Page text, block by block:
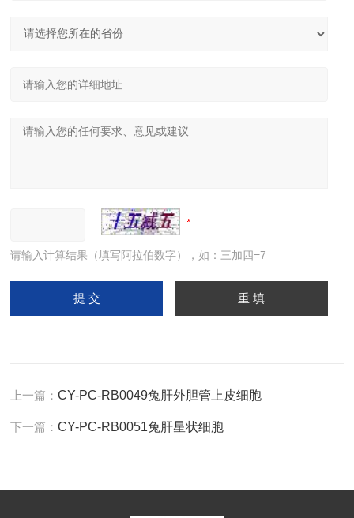
请输入计算结果（填写阿拉伯数字），如：三加四=7
上一篇：CY-PC-RB0049兔肝外胆管上皮细胞
下一篇：CY-PC-RB0051兔肝星状细胞